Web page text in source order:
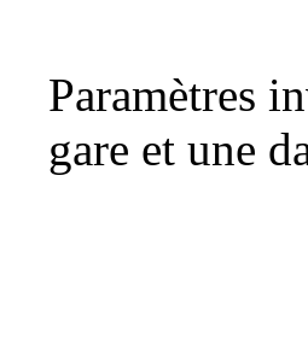
Paramètres
gare et une